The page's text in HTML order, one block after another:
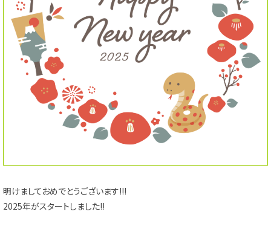
明けましておめでとうございます!!!
2025年がスタートしました!!